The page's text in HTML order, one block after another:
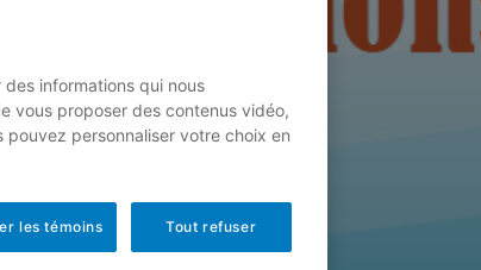
informations qui nous
vous proposer des contenus vidéo,
pouvez personnaliser votre choix en
Tout refuser
les témoins